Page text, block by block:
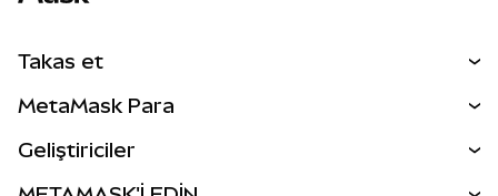
Takas et
Perps
MetaMask Para
Geliştiriciler